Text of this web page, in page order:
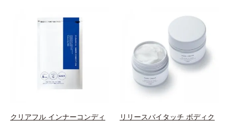
クリアフル インナーコンディ
リリースバイタッチ ボディク